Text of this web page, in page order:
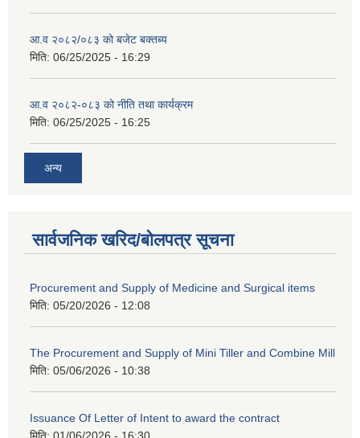
आ.व २०८२/०८३ को बजेट बक्तब्य
मिति: 06/25/2025 - 16:29
आ.व २०८२-०८३ को नीति तथा कार्यक्रम
मिति: 06/25/2025 - 16:25
अन्य
सार्वजनिक खरिद/बोलपत्र सूचना
Procurement and Supply of Medicine and Surgical items
मिति: 05/20/2026 - 12:08
The Procurement and Supply of Mini Tiller and Combine Mill
मिति: 05/06/2026 - 10:38
Issuance Of Letter of Intent to award the contract
मिति: 01/06/2026 - 16:30